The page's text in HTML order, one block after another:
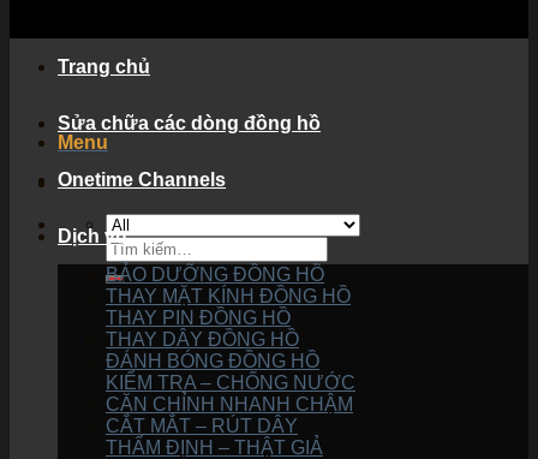
Menu
Trang chủ
Sửa chữa các dòng đồng hồ
Onetime Channels
Dịch vụ
BẢO DƯỠNG ĐỒNG HỒ
THAY MẶT KÍNH ĐỒNG HỒ
THAY PIN ĐỒNG HỒ
THAY DÂY ĐỒNG HỒ
ĐÁNH BÓNG ĐỒNG HỒ
KIỂM TRA – CHỐNG NƯỚC
CĂN CHỈNH NHANH CHẬM
CẮT MẮT – RÚT DÂY
THẨM ĐỊNH – THẬT GIẢ